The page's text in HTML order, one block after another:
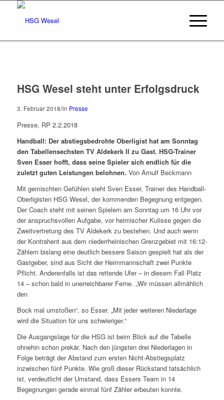
HSG Wesel steht unter Erfolgsdruck
3. Februar 2018/in Presse
Presse, RP 2.2.2018
Handball: Der abstiegsbedrohte Oberligist hat am Sonntag
den Tabellensechsten TV Aldekerk II zu Gast. HSG-Trainer
Sven Esser hofft, dass seine Spieler sich endlich für die
zuletzt guten Leistungen belohnen. Von Arnulf Beckmann
Mit gemischten Gefühlen sieht Sven Esser, Trainer des Handball-
Oberligisten HSG Wesel, der kommenden Begegnung entgegen.
Der Coach steht mit seinen Spielern am Sonntag um 16 Uhr vor
der anspruchsvollen Aufgabe, vor heimischer Kulisse gegen die
Zweitvertretung des TV Aldekerk zu bestehen. Und auch wenn
der Kontrahent aus dem niederrheinischen Grenzgebiet mit 16:12-
Zählern bislang eine deutlich bessere Saison gespielt hat als der
Gastgeber, sind aus Sicht der Heimmannschaft zwei Punkte
Pflicht. Anderenfalls ist das rettende Ufer – in diesem Fall Platz
14 – schon bald in unerreichbarer Ferne. „Wir müssen allmählich
den
Bock mal umstoßen“, so Esser. „Mit jeder weiteren Niederlage
wird die Situation für uns schwieriger.“
Die Ausgangslage für die HSG ist beim Blick auf die Tabelle
ohnehin schon prekär. Nach den jüngsten drei Niederlagen in
Folge beträgt der Abstand zum ersten Nicht-Abstiegsplatz
inzwischen fünf Punkte. Wie groß dieser Rückstand tatsächlich
ist, verdeutlicht der Umstand, dass Essers Team in 14
Begegnungen gerade einmal fünf Zähler erbeuten konnte.